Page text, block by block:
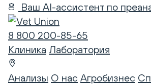
Ваш AI-ассистент по
8 800 200-85-65
Клиника Лаборатория
Анализы О нас Агробизнес